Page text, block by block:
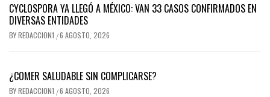
CYCLOSPORA YA LLEGÓ A MÉXICO: VAN 33 CASOS CONFIRMADOS EN
DIVERSAS ENTIDADES
BYREDACCION1 /6 AGOSTO, 2026
¿COMER SALUDABLE SIN COMPLICARSE?
BYREDACCION1 /6 AGOSTO, 2026